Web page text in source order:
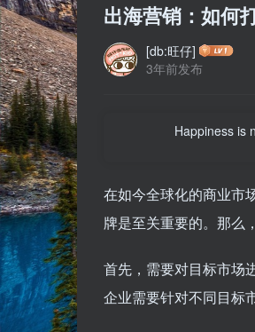
出海营销：如何
[db:旺仔]
3年前发布
Happiness is
在如今全球化的商业市
牌是至关重要的。那么
首先，需要对目标市场
企业需要针对不同目标